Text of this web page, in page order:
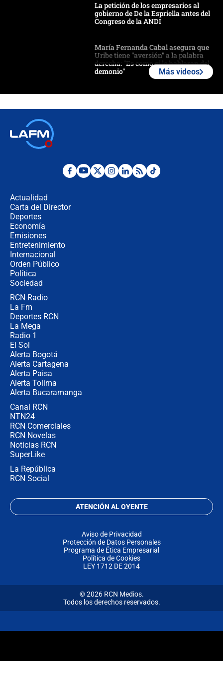
La petición de los empresarios al
gobierno de De la Espriella antes del
Congreso de la ANDI
María Fernanda Cabal asegura que
Uribe tiene "aversión" a la palabra
derecha: "Es como si le hablaran del
demonio"
Las seis de las 6 con Juan Lozano |
Más videos
Actualidad
Carta del Director
Deportes
Economía
Emisiones
Entretenimiento
Internacional
Orden Público
Política
Sociedad
RCN Radio
La Fm
Deportes RCN
La Mega
Radio 1
El Sol
Alerta Bogotá
Alerta Cartagena
Alerta Paisa
Alerta Tolima
Alerta Bucaramanga
Canal RCN
NTN24
RCN Comerciales
RCN Novelas
Noticias RCN
SuperLike
La República
RCN Social
ATENCIÓN AL OYENTE
Aviso de Privacidad
Protección de Datos Personales
Programa de Ética Empresarial
Política de Cookies
LEY 1712 DE 2014
© 2026 RCN Medios.
Todos los derechos reservados.